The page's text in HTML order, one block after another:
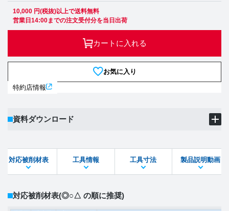
10,000 円(税抜)以上で送料無料
営業日14:00までの注文受付分を当日出荷
カートに入れる
お気に入り
特約店情報
資料ダウンロード
STEPファイル DXFファイル
対応被削材表 工具情報 工具寸法 製品説明動画
対応被削材表(◎○△ の順に推奨)